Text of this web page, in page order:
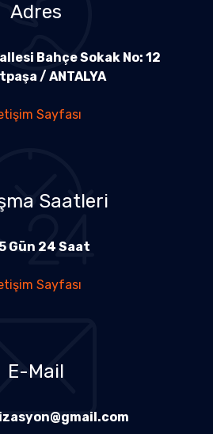
Adres
Bahçe Sokak No: 12
/ ANTALYA
Sayfası
Saatleri
Gün 24 Saat
Sayfası
E-Mail